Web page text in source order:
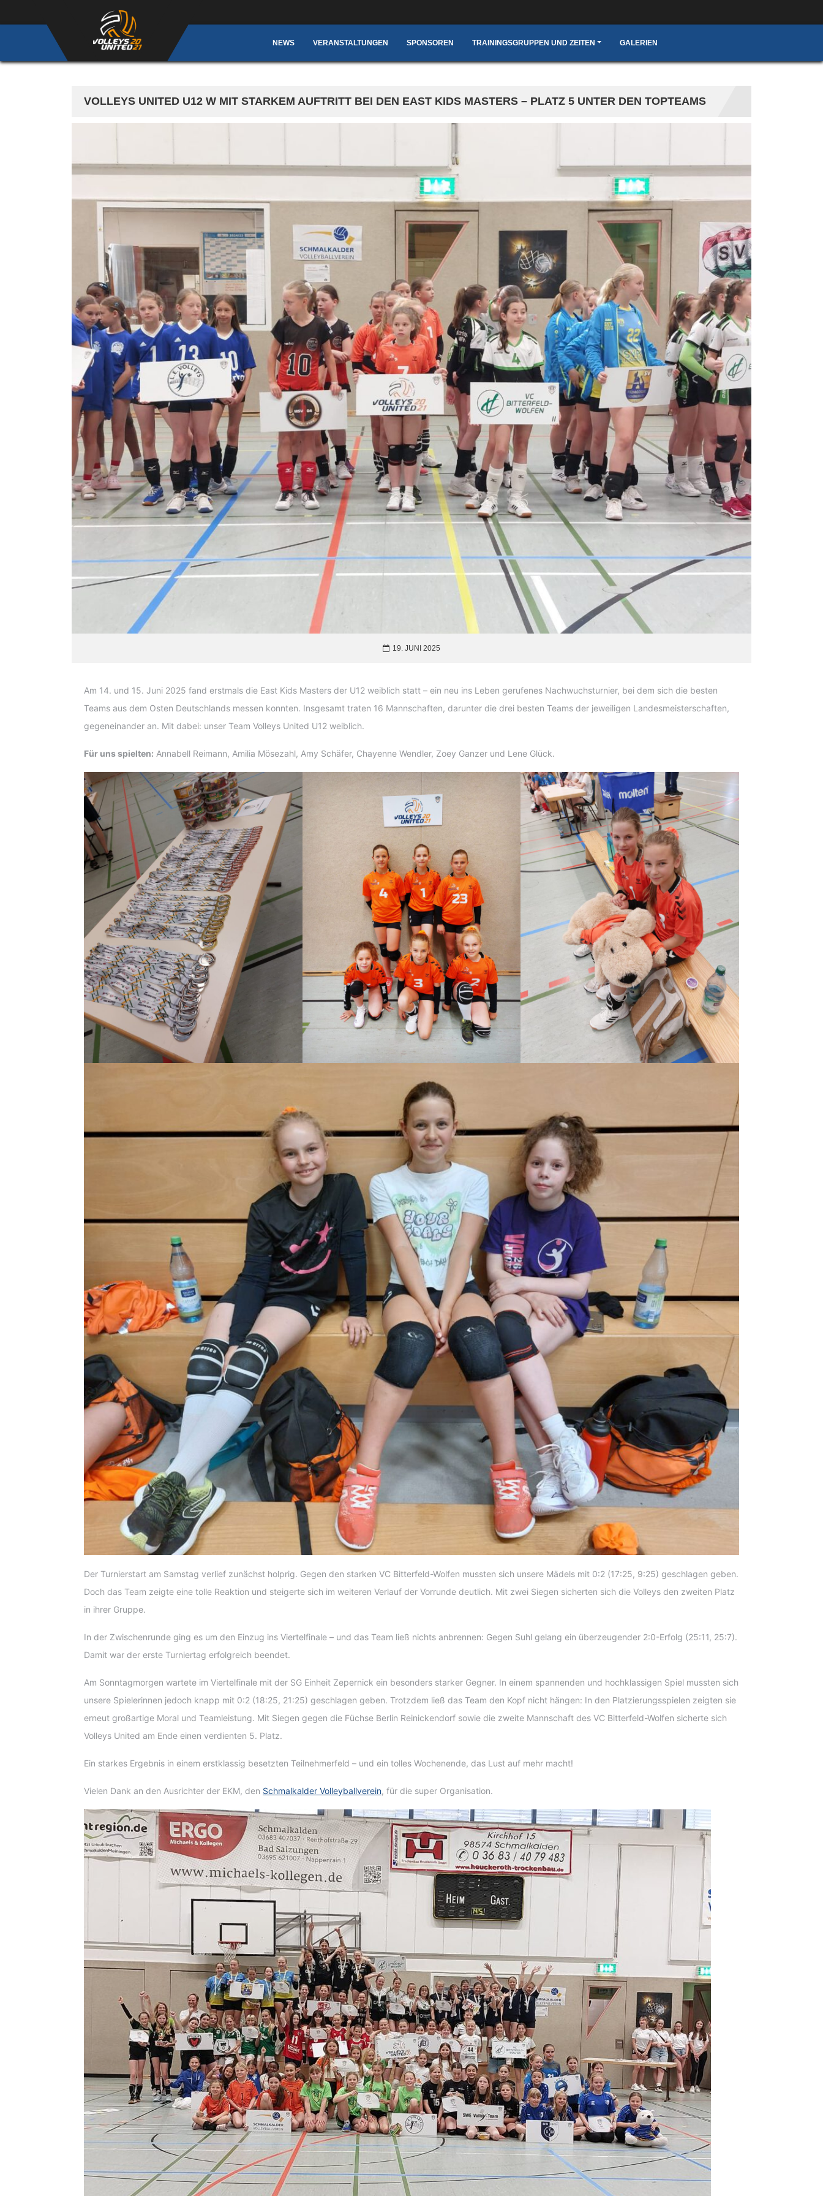
NEWS VERANSTALTUNGEN SPONSOREN TRAININGSGRUPPEN UND ZEITEN GALERIEN
VOLLEYS UNITED U12 W MIT STARKEM AUFTRITT BEI DEN EAST KIDS MASTERS – PLATZ 5 UNTER DEN TOPTEAMS
19. JUNI 2025
Am 14. und 15. Juni 2025 fand erstmals die East Kids Masters der U12 weiblich statt – ein neu ins Leben gerufenes Nachwuchsturnier, bei dem sich die besten
Teams aus dem Osten Deutschlands messen konnten. Insgesamt traten 16 Mannschaften, darunter die drei besten Teams der jeweiligen Landesmeisterschaften,
gegeneinander an. Mit dabei: unser Team Volleys United U12 weiblich.
Für uns spielten: Annabell Reimann, Amilia Mösezahl, Amy Schäfer, Chayenne Wendler, Zoey Ganzer und Lene Glück.
Der Turnierstart am Samstag verlief zunächst holprig. Gegen den starken VC Bitterfeld-Wolfen mussten sich unsere Mädels mit 0:2 (17:25, 9:25) geschlagen geben.
Doch das Team zeigte eine tolle Reaktion und steigerte sich im weiteren Verlauf der Vorrunde deutlich. Mit zwei Siegen sicherten sich die Volleys den zweiten Platz
in ihrer Gruppe.
In der Zwischenrunde ging es um den Einzug ins Viertelfinale – und das Team ließ nichts anbrennen: Gegen Suhl gelang ein überzeugender 2:0-Erfolg (25:11, 25:7).
Damit war der erste Turniertag erfolgreich beendet.
Am Sonntagmorgen wartete im Viertelfinale mit der SG Einheit Zepernick ein besonders starker Gegner. In einem spannenden und hochklassigen Spiel mussten sich
unsere Spielerinnen jedoch knapp mit 0:2 (18:25, 21:25) geschlagen geben. Trotzdem ließ das Team den Kopf nicht hängen: In den Platzierungsspielen zeigten sie
erneut großartige Moral und Teamleistung. Mit Siegen gegen die Füchse Berlin Reinickendorf sowie die zweite Mannschaft des VC Bitterfeld-Wolfen sicherte sich
Volleys United am Ende einen verdienten 5. Platz.
Ein starkes Ergebnis in einem erstklassig besetzten Teilnehmerfeld – und ein tolles Wochenende, das Lust auf mehr macht!
Vielen Dank an den Ausrichter der EKM, den Schmalkalder Volleyballverein, für die super Organisation.